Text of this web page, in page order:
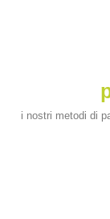
i nostri metodi di